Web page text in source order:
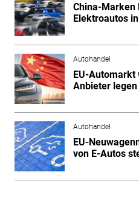
China-Marken
Elektroautos
Autohandel
EU-Automarkt
Anbieter legen
Autohandel
EU-
von E-Autos